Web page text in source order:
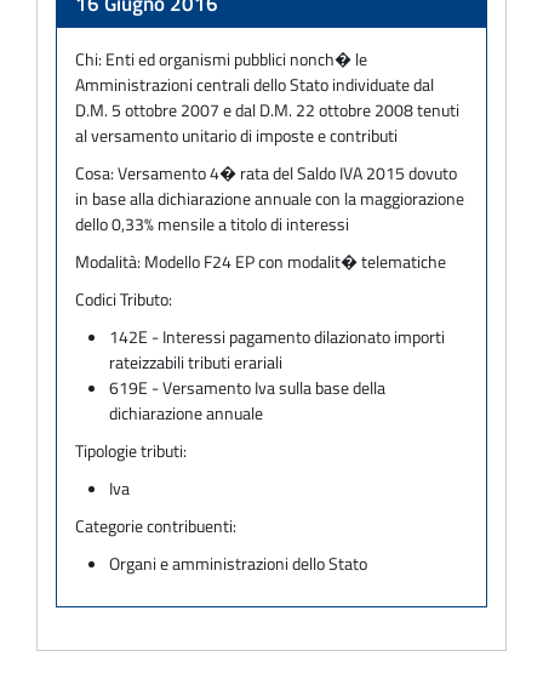
Chi: Enti ed organismi pubblici nonch� le
Amministrazioni centrali dello Stato individuate dal
D.M. 5 ottobre 2007 e dal D.M. 22 ottobre 2008 tenuti
al versamento unitario di imposte e contributi
Cosa:Versamento 4� rata del Saldo IVA 2015 dovuto
in base alla dichiarazione annuale con la maggiorazione
dello 0,33% mensile a titolo di interessi
Modalità: Modello F24 EP con modalit� telematiche
Codici Tributo:
142E - Interessi pagamento dilazionato importi
rateizzabili tributi erariali
619E - Versamento Iva sulla base della
dichiarazione annuale
Tipologie tributi:
Iva
Categorie contribuenti:
Organi e amministrazioni dello Stato